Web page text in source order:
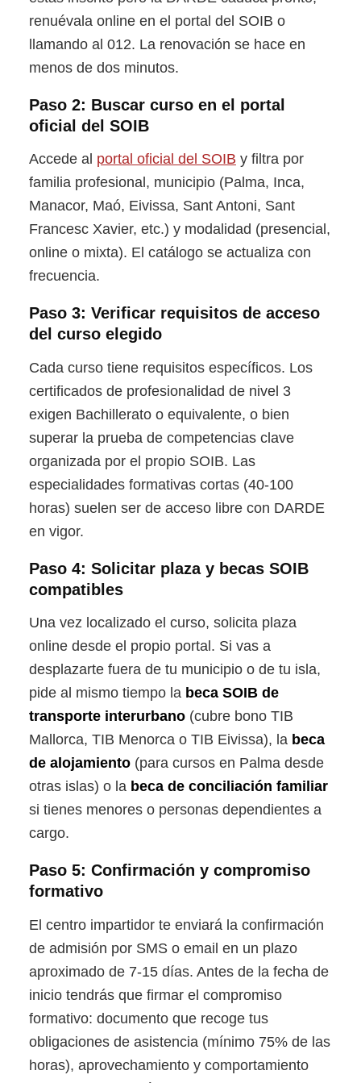
renuévala online en el portal del SOIB o
llamando al 012. La renovación se hace en
menos de dos minutos.
Paso 2: Buscar curso en el portal
oficial del SOIB
Accede al portal oficial del SOIB y filtra por
familia profesional, municipio (Palma, Inca,
Manacor, Maó, Eivissa, Sant Antoni, Sant
Francesc Xavier, etc.) y modalidad (presencial,
online o mixta). El catálogo se actualiza con
frecuencia.
Paso 3: Verificar requisitos de acceso
del curso elegido
Cada curso tiene requisitos específicos. Los
certificados de profesionalidad de nivel 3
exigen Bachillerato o equivalente, o bien
superar la prueba de competencias clave
organizada por el propio SOIB. Las
especialidades formativas cortas (40-100
horas) suelen ser de acceso libre con DARDE
en vigor.
Paso 4: Solicitar plaza y becas SOIB
compatibles
Una vez localizado el curso, solicita plaza
online desde el propio portal. Si vas a
desplazarte fuera de tu municipio o de tu isla,
pide al mismo tiempo la beca SOIB de
transporte interurbano(cubre bono TIB
Mallorca, TIB Menorca o TIB Eivissa), la beca
de alojamiento(para cursos en Palma desde
otras islas) o la beca de conciliación familiar
si tienes menores o personas dependientes a
cargo.
Paso 5: Confirmación y compromiso
formativo
El centro impartidor te enviará la confirmación
de admisión por SMS o email en un plazo
aproximado de 7-15 días. Antes de la fecha de
inicio tendrás que firmar el compromiso
formativo: documento que recoge tus
obligaciones de asistencia (mínimo 75% de las
horas), aprovechamiento y comportamiento